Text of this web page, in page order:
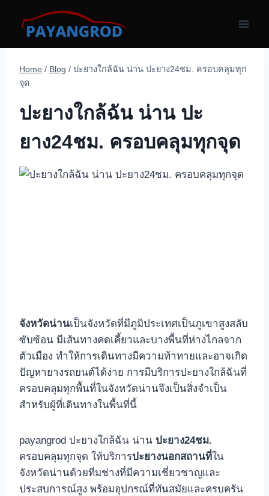
content
Home / Blog / ปะยางใกล้ฉัน น่าน ปะยาง24ชม. ครอบคลุมทุก
จุด
ปะยางใกล้ฉัน น่าน ปะ
ยาง24ชม. ครอบคลุมทุกจุด
จังหวัดน่านเป็นจังหวัดที่มีภูมิประเทศเป็นภูเขาสูงสลับ
ซับซ้อน มีเส้นทางคดเคี้ยวและบางพื้นที่ห่างไกลจาก
ตัวเมือง ทำให้การเดินทางมีความท้าทายและอาจเกิด
ปัญหายางรถยนต์ได้ง่าย การมีบริการปะยางใกล้ฉันที่
ครอบคลุมทุกพื้นที่ในจังหวัดน่านจึงเป็นสิ่งจำเป็น
สำหรับผู้ที่เดินทางในพื้นที่นี้
payangrod ปะยางใกล้ฉัน น่าน ปะยาง24ชม.
ครอบคลุมทุกจุด ให้บริการปะยางนอกสถานที่ใน
จังหวัดน่านด้วยทีมช่างที่มีความเชี่ยวชาญและ
ประสบการณ์สูง พร้อมอุปกรณ์ที่ทันสมัยและครบครัน